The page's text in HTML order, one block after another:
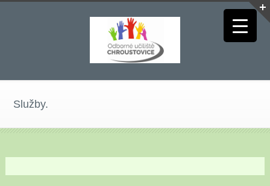
Služby.